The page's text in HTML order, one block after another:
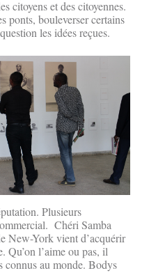
citoyens et des citoyennes.
ponts, bouleverser certains
les idées reçues.
Plusieurs
Chéri Samba
New-York vient d’acquérir
Qu’on l’aime ou pas, il
connus au monde. Bodys